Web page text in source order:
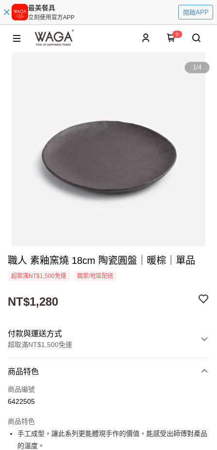
最美餐具
立刻使用官方APP
開啟APP
0
1/4
職人 素釉窯燒 18cm 陶瓷圓盤｜暖棕｜單品
超取滿NT$1,500免運 國家/地區配送
NT$1,280
付款與運送方式
超取滿NT$1,500免運
信用卡一次付款
超商取貨付款
街口支付
商品特色
商品編號
6422505
商品特色
手工成型，讓此系列更能體現手作的價值，能感受出師傅對產品
的溫度。